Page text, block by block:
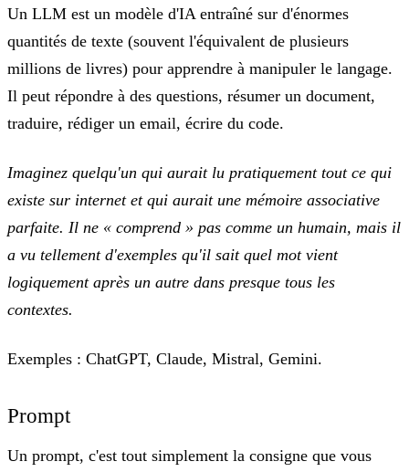
Un LLM est un modèle d'IA entraîné sur d'énormes
quantités de texte (souvent l'équivalent de plusieurs
millions de livres) pour apprendre à manipuler le langage.
Il peut répondre à des questions, résumer un document,
traduire, rédiger un email, écrire du code.
Imaginez quelqu'un qui aurait lu pratiquement tout ce qui
existe sur internet et qui aurait une mémoire associative
parfaite. Il ne « comprend » pas comme un humain, mais il
a vu tellement d'exemples qu'il sait quel mot vient
logiquement après un autre dans presque tous les
contextes.
Exemples : ChatGPT, Claude, Mistral, Gemini.
Prompt
Un prompt, c'est tout simplement la consigne que vous